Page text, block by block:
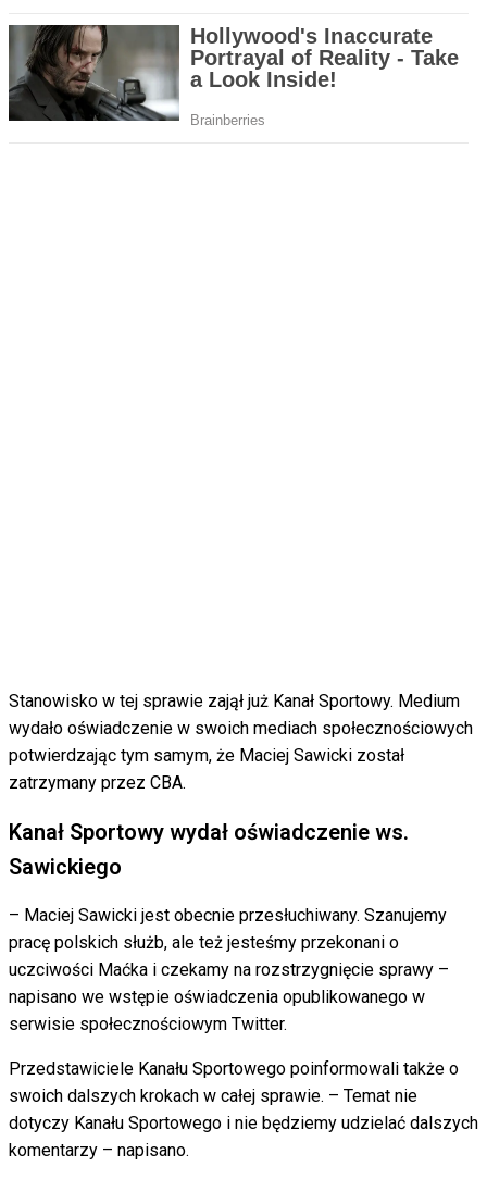
Stanowisko w tej sprawie zajął już Kanał Sportowy. Medium
wydało oświadczenie w swoich mediach społecznościowych
potwierdzając tym samym, że Maciej Sawicki został
zatrzymany przez CBA.
Kanał Sportowy wydał oświadczenie ws.
Sawickiego
– Maciej Sawicki jest obecnie przesłuchiwany. Szanujemy
pracę polskich służb, ale też jesteśmy przekonani o
uczciwości Maćka i czekamy na rozstrzygnięcie sprawy –
napisano we wstępie oświadczenia opublikowanego w
serwisie społecznościowym Twitter.
Przedstawiciele Kanału Sportowego poinformowali także o
swoich dalszych krokach w całej sprawie. – Temat nie
dotyczy Kanału Sportowego i nie będziemy udzielać dalszych
komentarzy – napisano.